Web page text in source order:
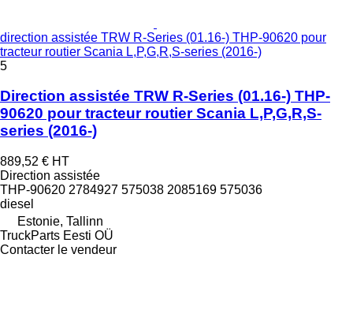
direction assistée TRW R-Series (01.16-) THP-90620 pour
tracteur routier Scania L,P,G,R,S-series (2016-)
5
Direction assistée TRW R-Series (01.16-) THP-
90620 pour tracteur routier Scania L,P,G,R,S-
series (2016-)
889,52 € HT
Direction assistée
THP-90620 2784927 575038 2085169 575036
diesel
Estonie, Tallinn
TruckParts Eesti OÜ
Contacter le vendeur